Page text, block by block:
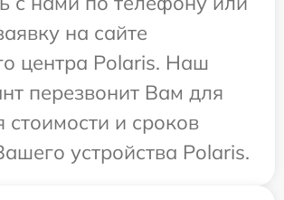
на сайте
центра Polaris. Наш
перезвонит Вам для
стоимости и сроков
устройства Polaris.